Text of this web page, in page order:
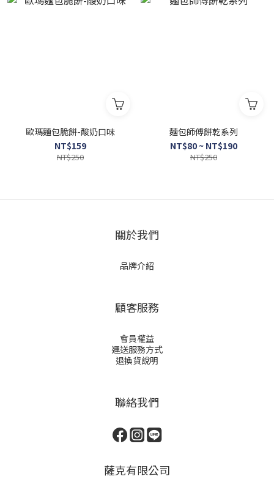
歐瑪麵包脆餅-酸奶口味
NT$159
NT$250
麵包師傅餅乾系列
NT$80 ~ NT$190
NT$250
關於我們
品牌介紹
顧客服務
會員權益
運送服務方式
退換貨說明
聯絡我們
薩克有限公司